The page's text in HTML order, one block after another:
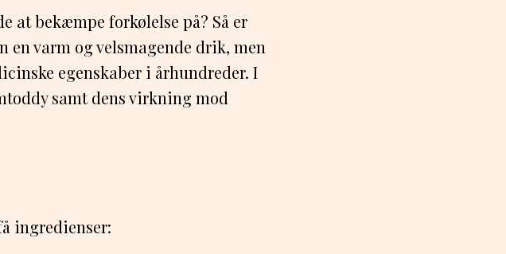
at bekæmpe forkølelse på? Så er
en varm og velsmagende drik, men
egenskaber i århundreder. I
samt dens virkning mod
ingredienser: